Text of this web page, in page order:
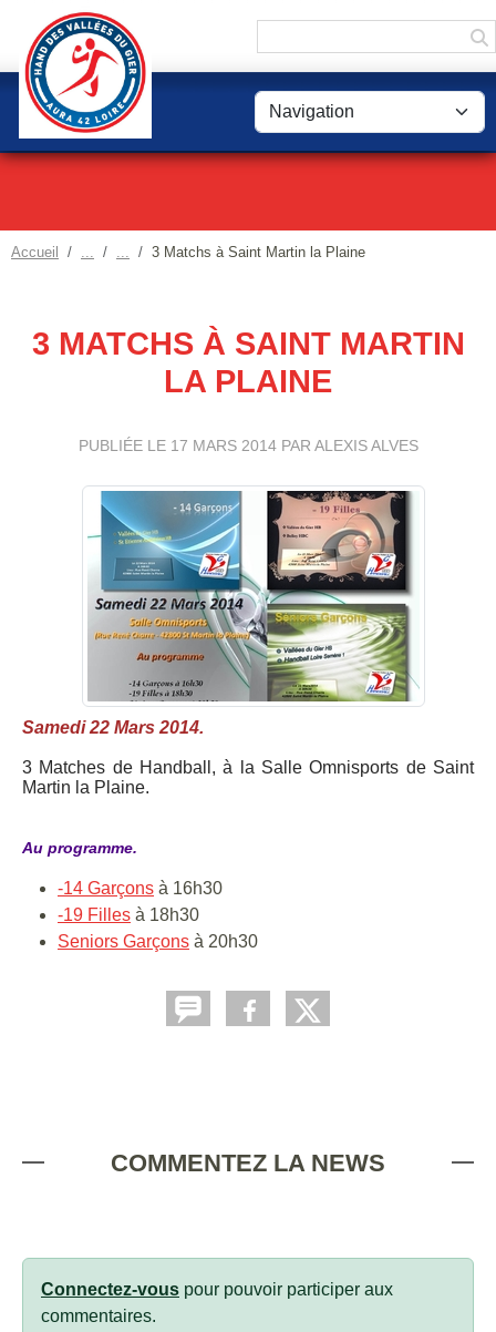
Accueil 3 Matchs à Saint Martin la Plaine
3 MATCHS À SAINT MARTIN
LA PLAINE
PUBLIÉE LE 17 MARS 2014PAR ALEXIS ALVES
Samedi 22 Mars 2014.
3 Matches de Handball, à la Salle Omnisports de Saint
Martin la Plaine.
Au programme.
-14 Garçons à 16h30
-19 Filles à 18h30
Seniors Garçons à 20h30
COMMENTEZ LA NEWS
Connectez-vous pour pouvoir participer aux
commentaires.
Panneau de gestion des cookies